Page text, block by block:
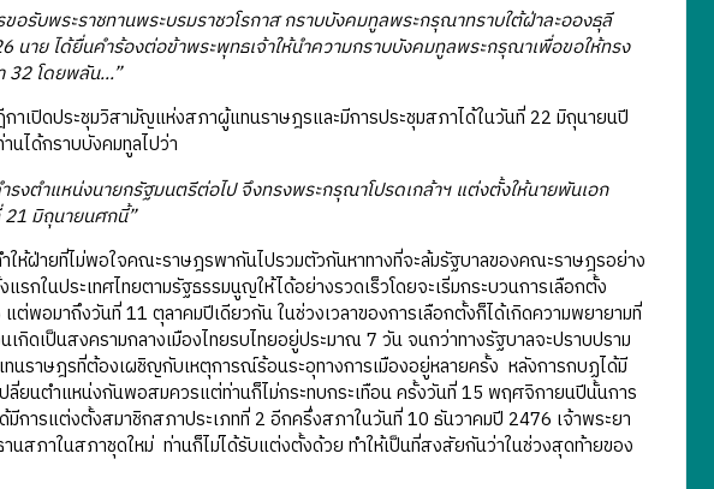
รับพระราชทานพระบรมราชวโรกาส กราบบังคมทูลพระกรุณาทราบใต้ฝ่าละอองธุลี
นาย ได้ยื่นคำร้องต่อข้าพระพุทธเจ้าให้นำความกราบบังคมทูลพระกรุณาเพื่อขอให้ทรง
32 โดยพลัน...”
ดประชุมวิสามัญแห่งสภาผู้แทนราษฎรและมีการประชุมสภาได้ในวันที่ 22 มิถุนายนปี
ได้กราบบังคมทูลไปว่า
งตำแหน่งนายกรัฐมนตรีต่อไป จึงทรงพระกรุณาโปรดเกล้าฯ แต่งตั้งให้นายพันเอก
มิถุนายนศกนี้”
ฝ่ายที่ไม่พอใจคณะราษฎรพากันไปรวมตัวกันหาทางที่จะล้มรัฐบาลของคณะราษฎรอย่าง
รกในประเทศไทยตามรัฐธรรมนูญให้ได้อย่างรวดเร็วโดยจะเริ่มกระบวนการเลือกตั้ง
อมาถึงวันที่ 11 ตุลาคมปีเดียวกัน ในช่วงเวลาของการเลือกตั้งก็ได้เกิดความพยายามที่
กิดเป็นสงครามกลางเมืองไทยรบไทยอยู่ประมาณ 7 วัน จนกว่าทางรัฐบาลจะปราบปราม
ราษฎรที่ต้องเผชิญกับเหตุการณ์ร้อนระอุทางการเมืองอยู่หลายครั้ง หลังการกบฏได้มี
ลี่ยนตำแหน่งกันพอสมควรแต่ท่านก็ไม่กระทบกระเทือน ครั้งวันที่ 15 พฤศจิกายนปีนั้นการ
การแต่งตั้งสมาชิกสภาประเภทที่ 2 อีกครึ่งสภาในวันที่ 10 ธันวาคมปี 2476 เจ้าพระยา
ภาในสภาชุดใหม่ ท่านก็ไม่ได้รับแต่งตั้งด้วย ทำให้เป็นที่สงสัยกันว่าในช่วงสุดท้ายของ